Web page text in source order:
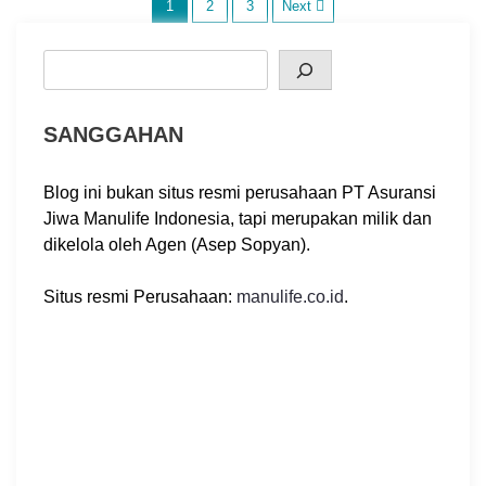
P
o
s
p
a
1 2 3 Next
SANGGAHAN
Blog ini bukan situs resmi perusahaan PT Asuransi
Jiwa Manulife Indonesia, tapi merupakan milik dan
dikelola oleh Agen (Asep Sopyan).
Situs resmi Perusahaan: manulife.co.id.